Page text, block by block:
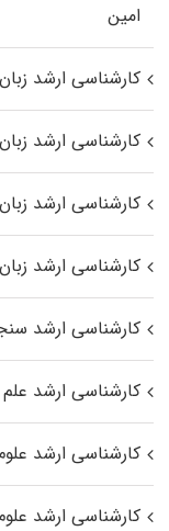
اﻣﻴﻦ
کارشناسی ارشد
کارشناسی ارشد
کارشناسی ارشد
کارشناسی ارشد
کارشناسی ارشد
کارشناسی ارشد
کارشناسی ارشد
کارشناسی ارشد